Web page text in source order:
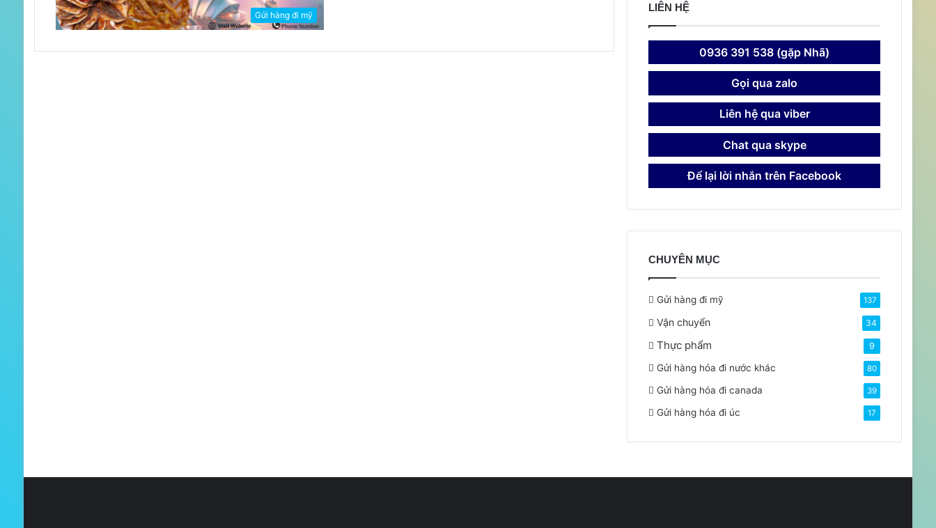
Gửi hàng đi mỹ
LIÊN HỆ
0936 391 538 (gặp Nhã)
Gọi qua zalo
Liên hệ qua viber
Chat qua skype
Để lại lời nhắn trên Facebook
CHUYÊN MỤC
Gửi hàng đi mỹ 137
Vận chuyển 34
Thực phẩm 9
Gửi hàng hóa đi nước khác 80
Gửi hàng hóa đi canada 39
Gửi hàng hóa đi úc 17